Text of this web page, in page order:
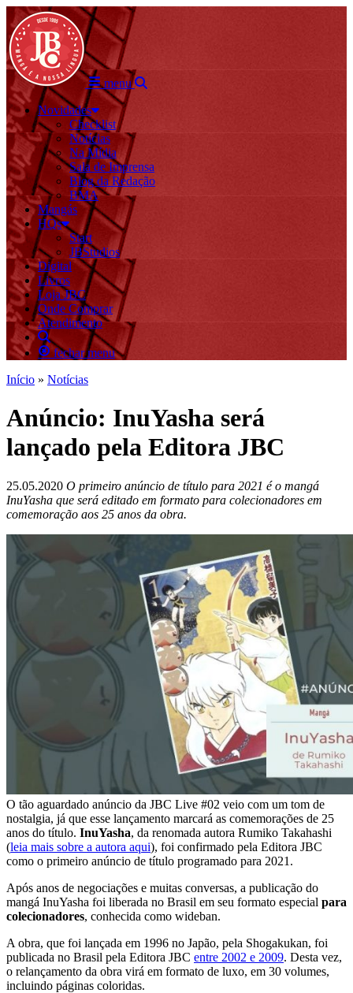
menu
Novidades
Checklist
Notícias
Na Mídia
Sala de Imprensa
Blog da Redação
BMA
Mangás
HQs
Start
JBStudios
Digital
Livros
Loja JBC
Onde Comprar
Atendimento
fechar menu
Início » Notícias
Anúncio: InuYasha será
lançado pela Editora JBC
25.05.2020 O primeiro anúncio de título para 2021 é o mangá
InuYasha que será editado em formato para colecionadores em
comemoração aos 25 anos da obra.
O tão aguardado anúncio da JBC Live #02 veio com um tom de
nostalgia, já que esse lançamento marcará as comemorações de 25
anos do título. InuYasha, da renomada autora Rumiko Takahashi
(leia mais sobre a autora aqui), foi confirmado pela Editora JBC
como o primeiro anúncio de título programado para 2021.
Após anos de negociações e muitas conversas, a publicação do
mangá InuYasha foi liberada no Brasil em seu formato especial para
colecionadores, conhecida como wideban.
A obra, que foi lançada em 1996 no Japão, pela Shogakukan, foi
publicada no Brasil pela Editora JBC entre 2002 e 2009. Desta vez,
o relançamento da obra virá em formato de luxo, em 30 volumes,
incluindo páginas coloridas.